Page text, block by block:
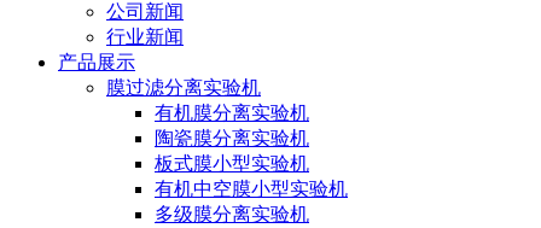
公司新闻
行业新闻
产品展示
膜过滤分离实验机
有机膜分离实验机
陶瓷膜分离实验机
板式膜小型实验机
有机中空膜小型实验机
多级膜分离实验机